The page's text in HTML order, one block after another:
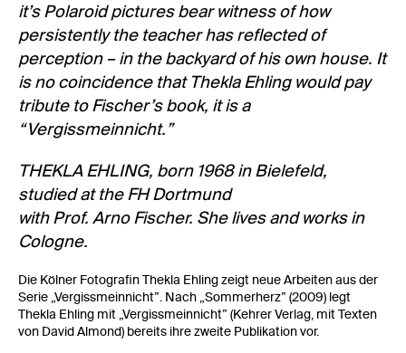
it’s Polaroid pictures bear witness of how
persistently the teacher has reflected of
perception – in the backyard of his own house. It
is no coincidence that Thekla Ehling would pay
tribute to Fischer’s book, it is a
“Vergissmeinnicht.”
THEKLA EHLING, born 1968 in Bielefeld,
studied at the FH Dortmund
with Prof. Arno Fischer. She lives and works in
Cologne.
Die Kölner Fotografin Thekla Ehling zeigt neue Arbeiten aus der
Serie „Vergissmeinnicht”. Nach „Sommerherz” (2009) legt
Thekla Ehling mit „Vergissmeinnicht” (Kehrer Verlag, mit Texten
von David Almond) bereits ihre zweite Publikation vor.